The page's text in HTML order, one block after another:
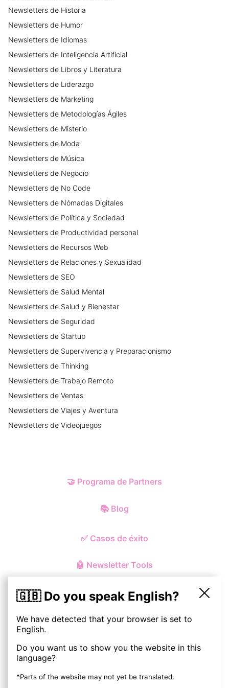
🇬🇧 Do you speak English?
We have detected that your browser is set to
English.
Do you want us to show you the website in this
language?
*Parts of the website may not yet be translated.
Newsletters de Historia
Newsletters de Humor
Newsletters de Idiomas
Newsletters de Inteligencia Artificial
Newsletters de Libros y Literatura
Newsletters de Liderazgo
Newsletters de Marketing
Newsletters de Metodologías Ágiles
Newsletters de Misterio
Newsletters de Moda
Newsletters de Música
Newsletters de Negocio
Newsletters de No Code
Newsletters de Nómadas Digitales
Newsletters de Política y Sociedad
Newsletters de Productividad personal
Newsletters de Recursos Web
Newsletters de Relaciones y Sexualidad
Newsletters de SEO
Newsletters de Salud Mental
Newsletters de Salud y Bienestar
Newsletters de Seguridad
Newsletters de Startup
Newsletters de Supervivencia y Preparacionismo
Newsletters de Thinking
Newsletters de Trabajo Remoto
Newsletters de Ventas
Newsletters de Viajes y Aventura
Newsletters de Videojuegos
🤝 Programa de Partners
📚 Blog
✅ Casos de éxito
🤖 Newsletter Tools
© ohmynewst2026
Política de Privacidad y Cookies
Aviso Legal